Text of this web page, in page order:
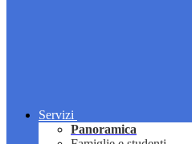
Servizi
Panoramica